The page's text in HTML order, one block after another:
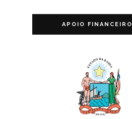
APOIO FINANCEIRO